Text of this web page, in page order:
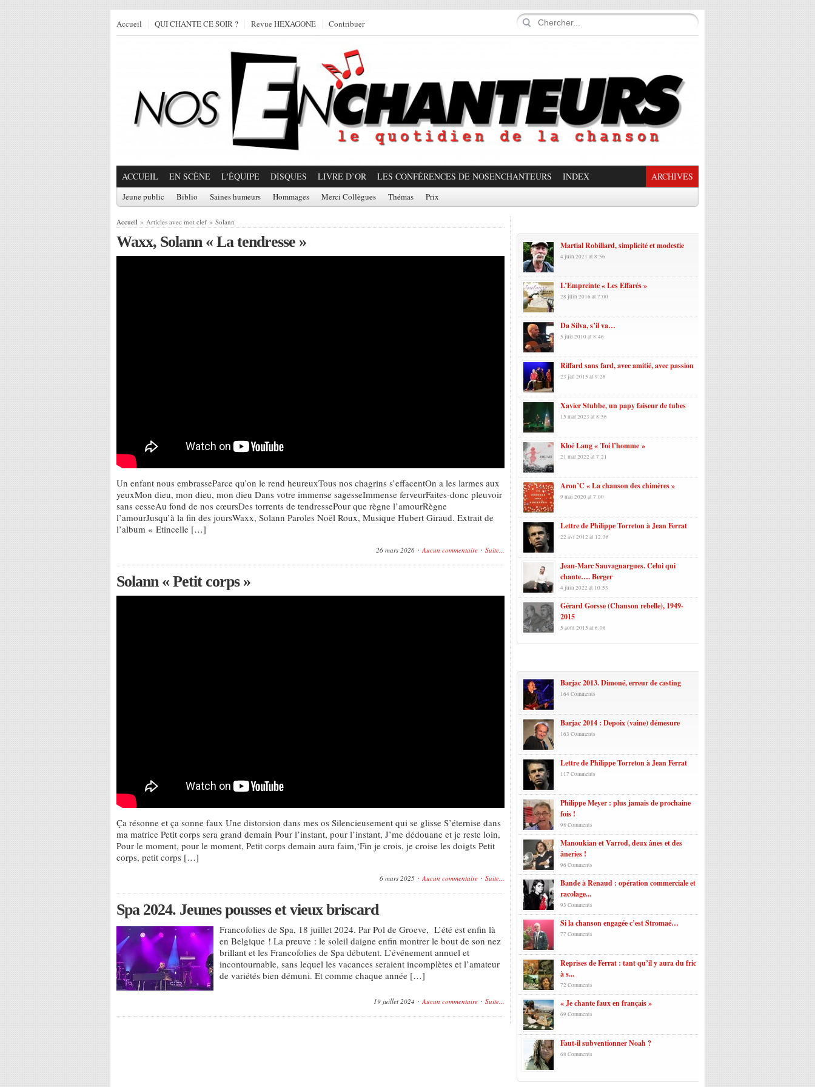
Accueil QUI CHANTE CE SOIR ? Revue HEXAGONE Contribuer
ACCUEIL EN SCÈNE L'ÉQUIPE DISQUES LIVRE D’OR LES CONFÉRENCES DE NOSENCHANTEURS INDEX ARCHIVES
Jeune public Biblio Saines humeurs Hommages Merci Collègues Thémas Prix
Accueil » Articles avec mot clef » Solann
Waxx, Solann « La tendresse »
Un enfant nous embrasseParce qu’on le rend heureuxTous nos chagrins s’effacentOn a les larmes aux
yeuxMon dieu, mon dieu, mon dieu Dans votre immense sagesseImmense ferveurFaites-donc pleuvoir
sans cesseAu fond de nos cœursDes torrents de tendressePour que règne l’amourRègne
l’amourJusqu’à la fin des joursWaxx, Solann Paroles Noël Roux, Musique Hubert Giraud. Extrait de
l’album « Etincelle […]
26 mars 2026 Aucun commentaire Suite...
Solann « Petit corps »
Ça résonne et ça sonne faux Une distorsion dans mes os Silencieusement qui se glisse S’éternise dans
ma matrice Petit corps sera grand demain Pour l’instant, pour l’instant, J’me dédouane et je reste loin,
Pour le moment, pour le moment, Petit corps demain aura faim,‘Fin je crois, je croise les doigts Petit
corps, petit corps […]
6 mars 2025 Aucun commentaire Suite...
Spa 2024. Jeunes pousses et vieux briscard
Francofolies de Spa, 18 juillet 2024. Par Pol de Groeve, L’été est enfin là
en Belgique ! La preuve : le soleil daigne enfin montrer le bout de son nez
brillant et les Francofolies de Spa débutent. L’événement annuel et
incontournable, sans lequel les vacances seraient incomplètes et l’amateur
de variétés bien démuni. Et comme chaque année […]
19 juillet 2024 Aucun commentaire Suite...
Martial Robillard, simplicité et modestie
4 juin 2021 at 8:56
L’Empreinte « Les Effarés »
28 juin 2016 at 7:00
Da Silva, s’il va…
5 juil 2010 at 8:46
Riffard sans fard, avec amitié, avec passion
23 jan 2015 at 9:28
Xavier Stubbe, un papy faiseur de tubes
15 mar 2023 at 8:56
Kloé Lang « Toi l’homme »
21 mar 2022 at 7:21
Aron’C « La chanson des chimères »
9 mai 2020 at 7:00
Lettre de Philippe Torreton à Jean Ferrat
22 avr 2012 at 12:36
Jean-Marc Sauvagnargues. Celui qui
chante…. Berger
4 juin 2022 at 10:53
Gérard Gorsse (Chanson rebelle), 1949-
2015
5 août 2015 at 6:06
Barjac 2013. Dimoné, erreur de casting
164 Comments
Barjac 2014 : Depoix (vaine) démesure
163 Comments
Lettre de Philippe Torreton à Jean Ferrat
117 Comments
Philippe Meyer : plus jamais de prochaine
fois !
98 Comments
Manoukian et Varrod, deux ânes et des
âneries !
96 Comments
Bande à Renaud : opération commerciale et
racolage...
93 Comments
Si la chanson engagée c’est Stromaé…
77 Comments
Reprises de Ferrat : tant qu’il y aura du fric
à s...
72 Comments
« Je chante faux en français »
69 Comments
Faut-il subventionner Noah ?
68 Comments